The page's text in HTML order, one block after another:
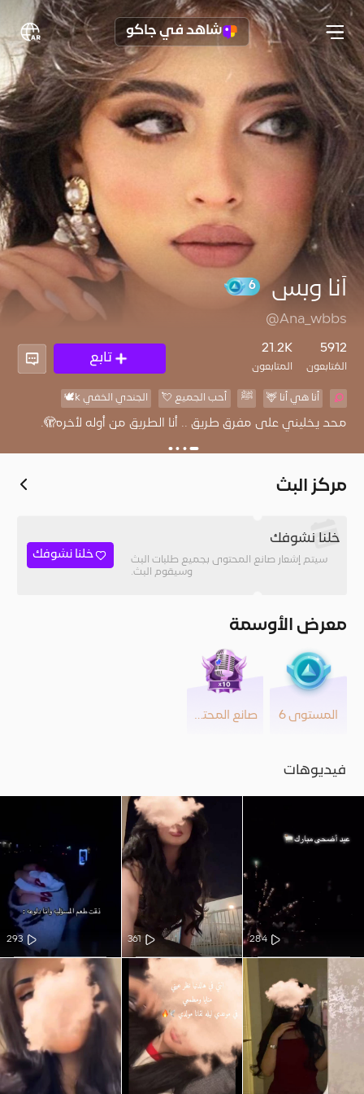
شاهد في جاكو
أنا وبس
@Ana_wbbs
5912
المُتابعون
21.2K
المتابعون
تابع
أنا هي أنا 🦌 ﷺ أحب الجميع 💘 الجندي الخفي k🕊️
محد يخليني على مفرق طريق .. أنا الطريق من أوله لأخره🫣.
مركز البث
خلنا نشوفك
سيتم إشعار صانع المحتوى بجميع طلبات البث
وسيقوم البث.
خلنا نشوفك
معرض الأوسمة
المستوى 6 صانع المحتوى
فيديوهات
284
361
293